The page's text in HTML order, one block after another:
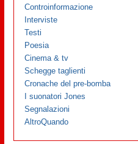
Controinformazione
Interviste
Testi
Poesia
Cinema & tv
Schegge taglienti
Cronache del pre-bomba
I suonatori Jones
Segnalazioni
AltroQuando